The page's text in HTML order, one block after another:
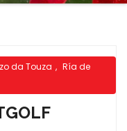
da Touza , Ría de